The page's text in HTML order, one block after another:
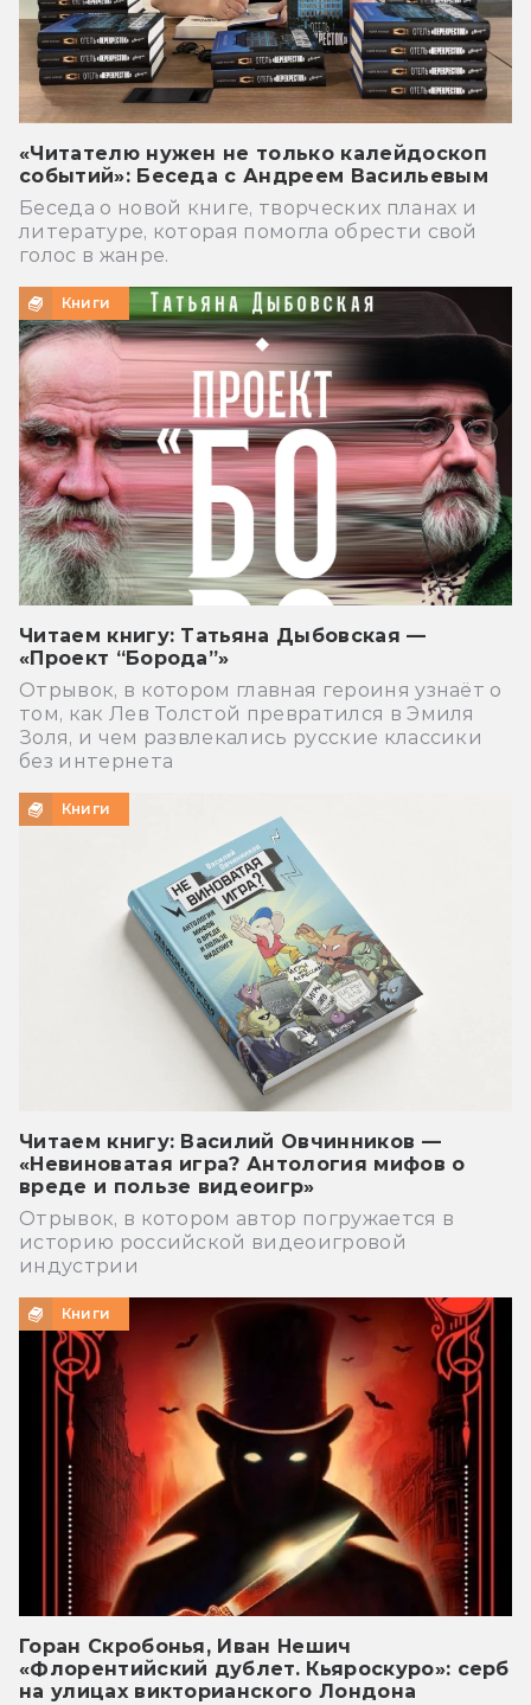
«Читателю нужен не только калейдоскоп
событий»: Беседа с Андреем Васильевым
Беседа о новой книге, творческих планах и
литературе, которая помогла обрести свой
голос в жанре.
Книги
Читаем книгу: Татьяна Дыбовская —
«Проект “Борода”»
Отрывок, в котором главная героиня узнаёт о
том, как Лев Толстой превратился в Эмиля
Золя, и чем развлекались русские классики
без интернета
Книги
Читаем книгу: Василий Овчинников —
«Невиноватая игра? Антология мифов о
вреде и пользе видеоигр»
Отрывок, в котором автор погружается в
историю российской видеоигровой
индустрии
Книги
Горан Скробонья, Иван Нешич
«Флорентийский дублет. Кьяроскуро»: серб
на улицах викторианского Лондона